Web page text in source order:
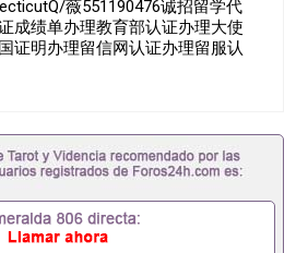
薇551190476诚招留学代
成绩单办理教育部认证办理大使
证明办理留信网认证办理留服认
理澳洲文凭办理英国文凭办理加
人员证明+教育部认证,录取通知
学回国必备证明材料，给父母及
代）； 2、雅思、托福，
请工签都可以用到）。 注：上述
排办理，毕业证成绩单，学校，